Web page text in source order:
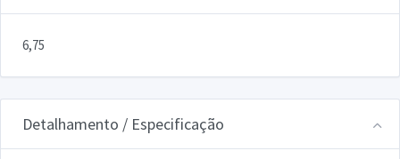
6,75
Detalhamento / Especificação